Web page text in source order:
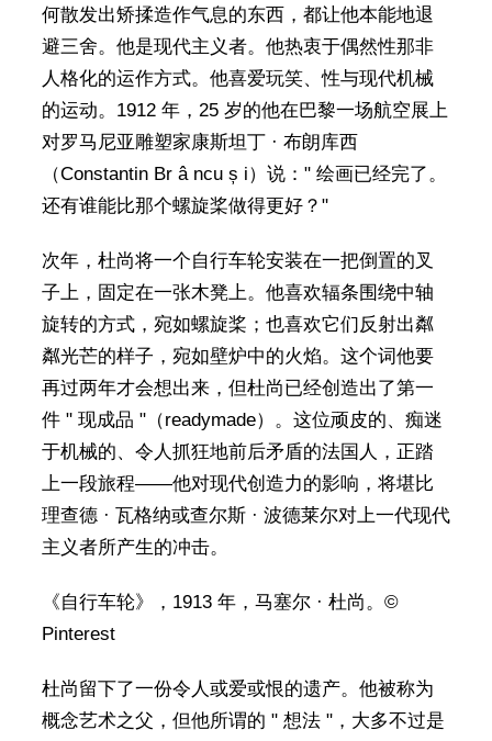
何散发出矫揉造作气息的东西，都让他本能地退
避三舍。他是现代主义者。他热衷于偶然性那非
人格化的运作方式。他喜爱玩笑、性与现代机械
的运动。1912 年，25 岁的他在巴黎一场航空展上
对罗马尼亚雕塑家康斯坦丁 · 布朗库西
（Constantin Br â ncu ș i）说：" 绘画已经完了。
还有谁能比那个螺旋桨做得更好？"
次年，杜尚将一个自行车轮安装在一把倒置的叉
子上，固定在一张木凳上。他喜欢辐条围绕中轴
旋转的方式，宛如螺旋桨；也喜欢它们反射出粼
粼光芒的样子，宛如壁炉中的火焰。这个词他要
再过两年才会想出来，但杜尚已经创造出了第一
件 " 现成品 "（readymade）。这位顽皮的、痴迷
于机械的、令人抓狂地前后矛盾的法国人，正踏
上一段旅程——他对现代创造力的影响，将堪比
理查德 · 瓦格纳或查尔斯 · 波德莱尔对上一代现代
主义者所产生的冲击。
《自行车轮》，1913 年，马塞尔 · 杜尚。©
Pinterest
杜尚留下了一份令人或爱或恨的遗产。他被称为
概念艺术之父，但他所谓的 " 想法 "，大多不过是